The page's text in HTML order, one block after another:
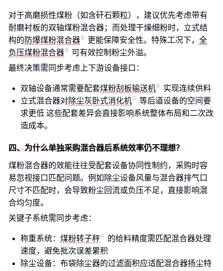
对于高磨损性煤粉（如含矸石颗粒），建议优先考虑带有
耐磨衬板的双轴煤粉混合器；而处理干燥细粉时，立式结
构的 防爆煤粉混合器 更能保障安全性。特殊工况下， 全
负压煤粉混合器
可有效控制粉尘外溢。
最终决策需同步考虑上下游设备接口：
双轴设备通常需要配套煤粉刮板输送机
实现连续供料
立式混合器对除尘灰卧式消化机
等后道设备的空间要
求更低 这些配套差异会直接影响系统整体布局和二次改
造成本。
四、为什么单独采购混合器后系统效率仍不理想？
煤粉混合器的效能往往受配套设备协同性制约，采购时容
易忽视接口匹配问题。例如除尘设备风量与混合器排气口
尺寸不匹配时，会导致粉尘回流或负压不足，直接影响混
合均匀度。
关键子系统需同步考虑：
称重系统： 煤粉转子秤
的给料精度需匹配混合器处理
速度，避免批次误差累积
除尘设备：布袋除尘器的过滤面积应适配混合器扬尘特